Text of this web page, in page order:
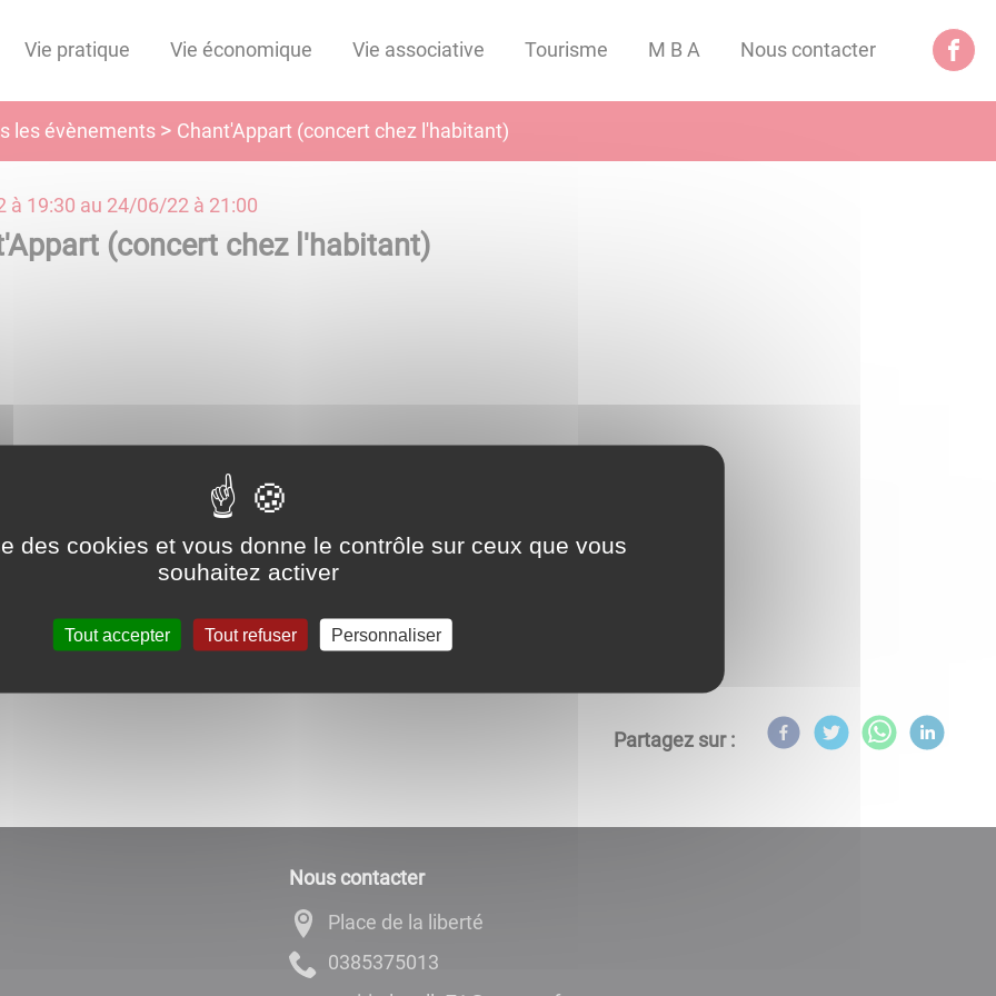
Vie pratique Vie économique Vie associative Tourisme M B A Nous contacter
les évènements Chant'Appart (concert chez l'habitant)
à 19:30 au 24/06/22 à 21:00
(concert chez l'habitant)
P'Koi Pas propose un concert de Patrick ABRIAL et JYE.
Partagez sur :
Nous contacter
Place de la liberté
3105735830
des cookies et vous donne le contrôle sur ceux que vous
souhaitez activer
Tout accepter Tout refuser Personnaliser